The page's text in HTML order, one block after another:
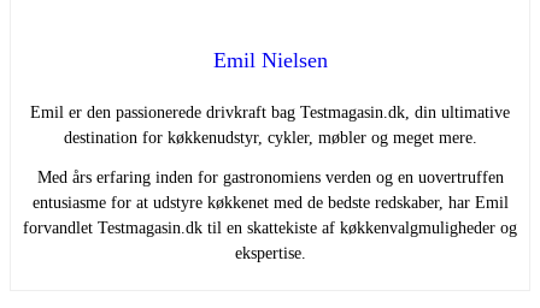
Emil Nielsen
Emil er den passionerede drivkraft bag Testmagasin.dk, din ultimative
destination for køkkenudstyr, cykler, møbler og meget mere.
Med års erfaring inden for gastronomiens verden og en uovertruffen
entusiasme for at udstyre køkkenet med de bedste redskaber, har Emil
forvandlet Testmagasin.dk til en skattekiste af køkkenvalgmuligheder og
ekspertise.